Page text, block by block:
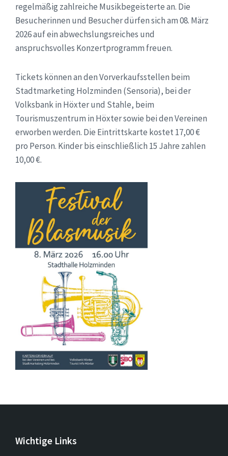
regelmäßig zahlreiche Musikbegeisterte an. Die
Besucherinnen und Besucher dürfen sich am 08. März
2026 auf ein abwechslungsreiches und
anspruchsvolles Konzertprogramm freuen.
Tickets können an den Vorverkaufsstellen beim
Stadtmarketing Holzminden (Sensoria), bei der
Volksbank in Höxter und Stahle, beim
Tourismuszentrum in Höxter sowie bei den Vereinen
erworben werden. Die Eintrittskarte kostet 17,00 €
pro Person. Kinder bis einschließlich 15 Jahre zahlen
10,00 €.
Wichtige Links